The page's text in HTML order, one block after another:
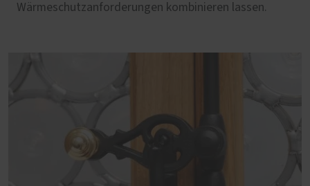
Wärmeschutzanforderungen kombinieren lassen.